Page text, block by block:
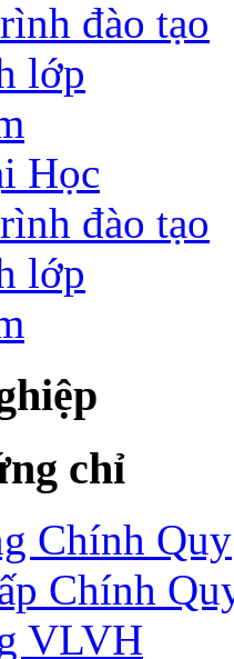
đào tạo
lớp
Học
đào tạo
lớp
chỉ
Chính Quy
Chính
VLVH